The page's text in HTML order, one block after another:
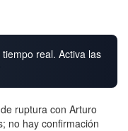
real. Activa las
ruptura con Arturo
no hay confirmación